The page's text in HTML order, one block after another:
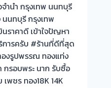
ำนำ กรุงเทพ นนทบุรี
นทบุรี กรุงเทพ
ราคาดี เข้าใจปัญหา
การครับ #ร้านที่ดีที่สุด
งรูปพรรณ ทองแท่ง
กรอบพระ นาก รับซื้อ
พชร ทอง18K 14K